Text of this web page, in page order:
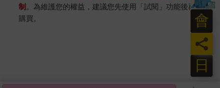
制 。為維護您的權益，建議您先使用「試閱」功能後再付款
購買。
日
員
會